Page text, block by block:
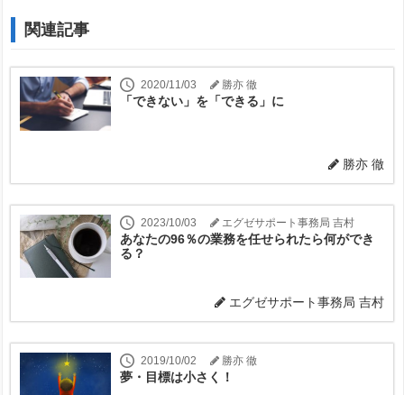
関連記事
2020/11/03 勝亦 徹
「できない」を「できる」に
勝亦 徹
2023/10/03 エグゼサポート事務局 吉村
あなたの96％の業務を任せられたら何ができ
る？
エグゼサポート事務局 吉村
2019/10/02 勝亦 徹
夢・目標は小さく！